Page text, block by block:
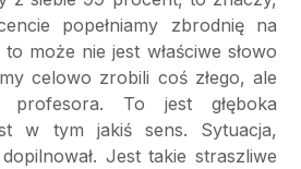
popełniamy zbrodnię na
może nie jest właściwe słowo
celowo zrobili coś złego, ale
profesora. To jest głęboka
w tym jakiś sens. Sytuacja,
Jest takie straszliwe